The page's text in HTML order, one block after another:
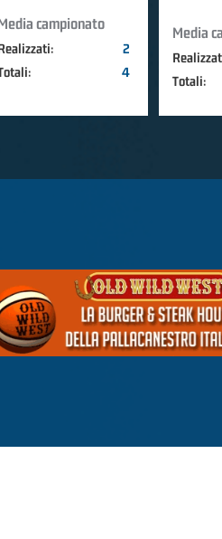
campionato
2
4
Media
Totali: